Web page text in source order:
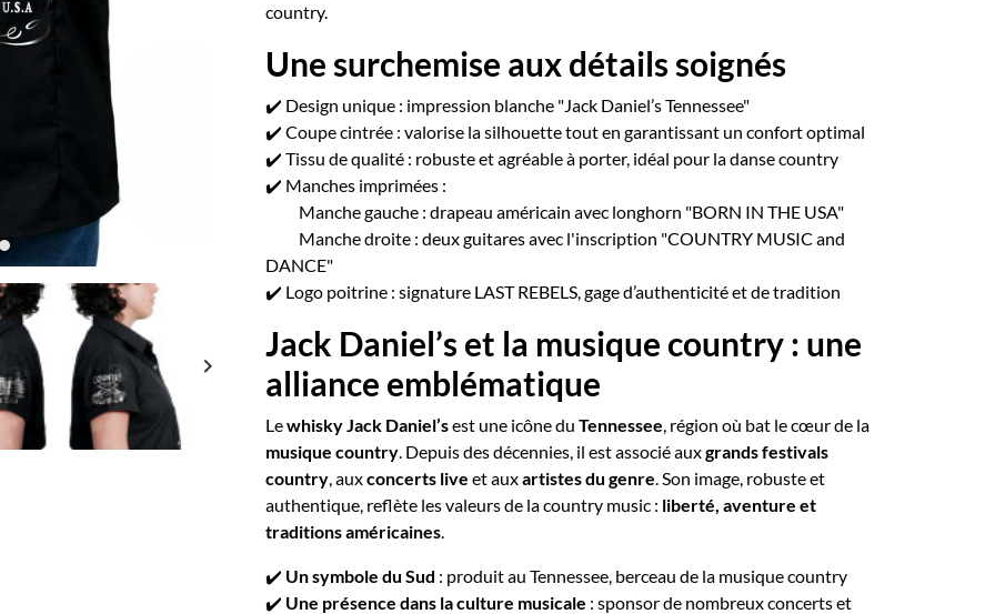
keyboard_arrow_right
country.
Une surchemise aux détails soignés
✔️ Design unique : impression blanche "Jack Daniel’s Tennessee"
✔️ Coupe cintrée : valorise la silhouette tout en garantissant un confort optimal
✔️ Tissu de qualité : robuste et agréable à porter, idéal pour la danse country
✔️ Manches imprimées :
Manche gauche : drapeau américain avec longhorn "BORN IN THE USA"
Manche droite : deux guitares avec l'inscription "COUNTRY MUSIC and
DANCE"
✔️ Logo poitrine : signature LAST REBELS, gage d’authenticité et de tradition
Jack Daniel’s et la musique country : une
alliance emblématique
Lewhisky Jack Daniel’sest une icône du Tennessee, région où bat le cœur de la
musique country. Depuis des décennies, il est associé auxgrands festivals
country, auxconcerts live et auxartistes du genre. Son image, robuste et
authentique, reflète les valeurs de la country music : liberté, aventure et
traditions américaines.
✔️ Un symbole du Sud : produit au Tennessee, berceau de la musique country
✔️ Une présence dans la culture musicale : sponsor de nombreux concerts et